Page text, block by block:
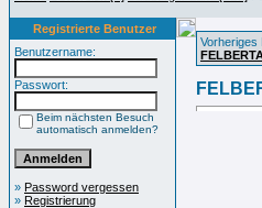
Registrierte Benutzer
Benutzername:
Passwort:
Beim nächsten Besuch
automatisch anmelden?
» Password vergessen
» Registrierung
Vorheriges